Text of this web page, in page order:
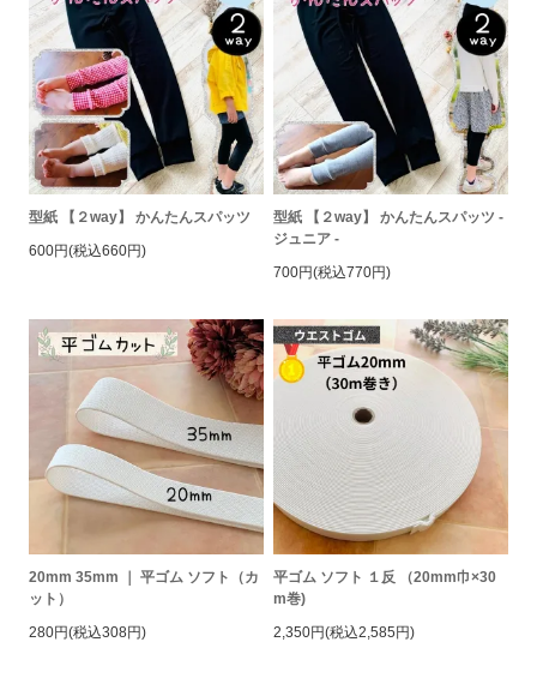
型紙 【２way】 かんたんスパッツ
600円(税込660円)
型紙 【２way】 かんたんスパッツ -
ジュニア -
700円(税込770円)
20mm 35mm ｜ 平ゴム ソフト（カ
ット）
280円(税込308円)
平ゴム ソフト １反 （20mm巾×30
m巻)
2,350円(税込2,585円)